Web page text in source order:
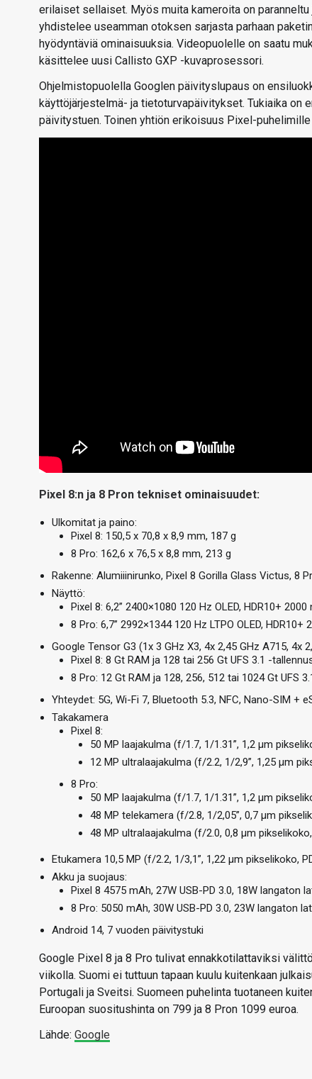
erilaiset sellaiset. Myös muita kameroita on
yhdistelee useamman otoksen sarjasta parhaan
hyödyntäviä ominaisuuksia. Videopuolelle on saatu
käsittelee uusi Callisto GXP -kuvaprosessori.
Ohjelmistopuolella Googlen päivityslupaus on
käyttöjärjestelmä- ja tietoturvapäivitykset. Tukiaika on
päivitystuen. Toinen yhtiön erikoisuus Pixel-
Pixel 8:n ja 8 Pron tekniset ominaisuudet:
Ulkomitat ja paino:
Pixel 8: 150,5 x 70,8 x 8,9 mm, 187 g
8 Pro: 162,6 x 76,5 x 8,8 mm, 213 g
Rakenne: Alumiiinirunko, Pixel 8 Gorilla Glass Victus, 8
Näyttö:
Pixel 8: 6,2” 2400×1080 120 Hz OLED, HDR10+
8 Pro: 6,7” 2992×1344 120 Hz LTPO OLED, HDR10+
Google Tensor G3 (1x 3 GHz X3, 4x 2,45 GHz A715, 4x
Pixel 8: 8 Gt RAM ja 128 tai 256 Gt UFS 3.1 -
8 Pro: 12 Gt RAM ja 128, 256, 512 tai 1024 Gt UFS
Yhteydet: 5G, Wi-Fi 7, Bluetooth 5.3, NFC, Nano-SIM +
Takakamera
Pixel 8:
50 MP laajakulma (f/1.7, 1/1.31”, 1,2 µm
12 MP ultralaajakulma (f/2.2, 1/2,9”, 1,25 µm
8 Pro:
50 MP laajakulma (f/1.7, 1/1.31”, 1,2 µm
48 MP telekamera (f/2.8, 1/2,05”, 0,7 µm
48 MP ultralaajakulma (f/2.0, 0,8 µm
Etukamera 10,5 MP (f/2.2, 1/3,1”, 1,22 µm pikselikoko,
Akku ja suojaus:
Pixel 8 4575 mAh, 27W USB-PD 3.0, 18W langaton
8 Pro: 5050 mAh, 30W USB-PD 3.0, 23W langaton
Android 14, 7 vuoden päivitystuki
Google Pixel 8 ja 8 Pro tulivat ennakkotilattaviksi
viikolla. Suomi ei tuttuun tapaan kuulu kuitenkaan
Portugali ja Sveitsi. Suomeen puhelinta tuotaneen
Euroopan suositushinta on 799 ja 8 Pron 1099 euroa.
Lähde: Google